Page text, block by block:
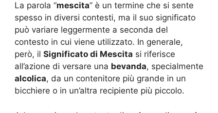
La parola “mescita” è un termine che si sente
spesso in diversi contesti, ma il suo significato
può variare leggermente a seconda del
contesto in cui viene utilizzato. In generale,
però, il Significato di Mescita si riferisce
all’azione di versare una bevanda, specialmente
alcolica, da un contenitore più grande in un
bicchiere o in un’altra recipiente più piccolo.